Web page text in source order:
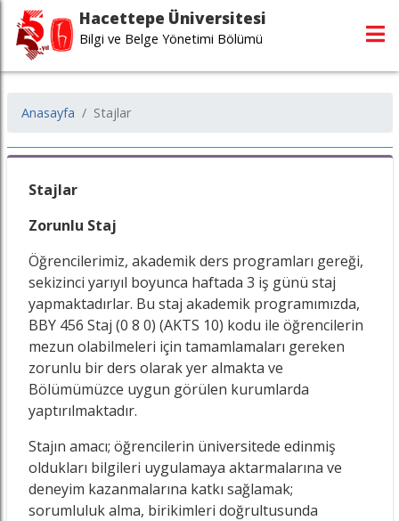
Hacettepe Üniversitesi
Bilgi ve Belge Yönetimi Bölümü
Anasayfa Stajlar
Stajlar
Zorunlu Staj
Öğrencilerimiz, akademik ders programları gereği,
sekizinci yarıyıl boyunca haftada 3 iş günü staj
yapmaktadırlar. Bu staj akademik programımızda,
BBY 456 Staj (0 8 0) (AKTS 10) kodu ile öğrencilerin
mezun olabilmeleri için tamamlamaları gereken
zorunlu bir ders olarak yer almakta ve
Bölümümüzce uygun görülen kurumlarda
yaptırılmaktadır.
Stajın amacı; öğrencilerin üniversitede edinmiş
oldukları bilgileri uygulamaya aktarmalarına ve
deneyim kazanmalarına katkı sağlamak;
sorumluluk alma, birikimleri doğrultusunda